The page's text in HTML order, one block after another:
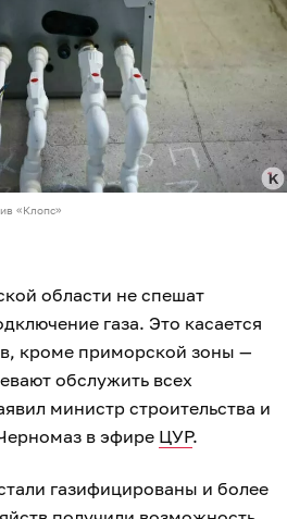
«Клопс»
области не спешат
газа. Это касается
кроме приморской зоны —
обслужить всех
министр строительства и
в эфире ЦУР.
газифицированы и более